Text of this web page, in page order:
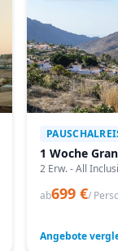
1 Woche
2 Erw. - All
ab699 €/
Angebote